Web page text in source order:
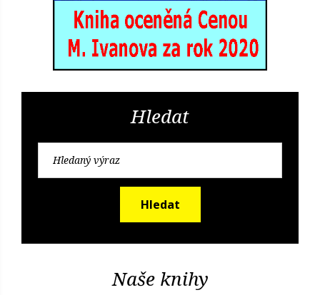
Hledat
Hledat
Naše knihy